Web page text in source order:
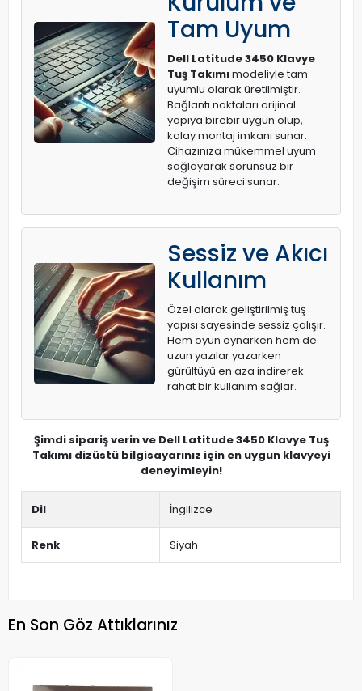
Tam Uyum
Dell Latitude 3450 Klavye
Tuş Takımımodeliyle tam
uyumlu olarak üretilmiştir.
Bağlantı noktaları orijinal
yapıya birebir uygun olup,
kolay montaj imkanı sunar.
Cihazınıza mükemmel uyum
sağlayarak sorunsuz bir
değişim süreci sunar.
Sessiz ve Akıcı
Kullanım
Özel olarak geliştirilmiş tuş
yapısı sayesinde sessiz çalışır.
Hem oyun oynarken hem de
uzun yazılar yazarken
gürültüyü en aza indirerek
rahat bir kullanım sağlar.
Şimdi sipariş verin ve Dell Latitude 3450 Klavye Tuş
Takımı dizüstü bilgisayarınız için en uygun klavyeyi
deneyimleyin!
Dil İngilizce
Renk Siyah
En Son Göz Attıklarınız